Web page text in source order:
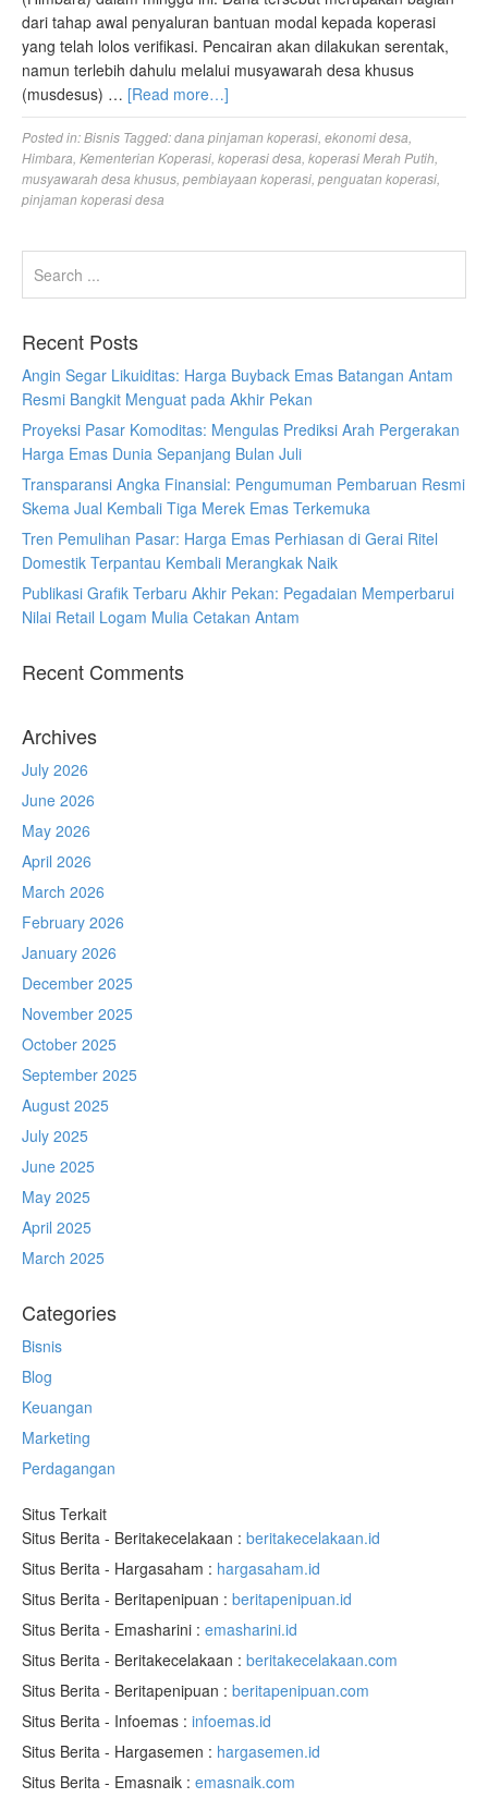
dari tahap awal penyaluran bantuan modal kepada koperasi
yang telah lolos verifikasi. Pencairan akan dilakukan serentak,
namun terlebih dahulu melalui musyawarah desa khusus
(musdesus) … [Read more…]
Posted in:Bisnis Tagged:dana pinjaman koperasi ekonomi desa
Himbara Kementerian Koperasi koperasi desa koperasi Merah Putih
musyawarah desa khusus pembiayaan koperasi penguatan koperasi
pinjaman koperasi desa
Recent Posts
Angin Segar Likuiditas: Harga Buyback Emas Batangan Antam
Resmi Bangkit Menguat pada Akhir Pekan
Proyeksi Pasar Komoditas: Mengulas Prediksi Arah Pergerakan
Harga Emas Dunia Sepanjang Bulan Juli
Transparansi Angka Finansial: Pengumuman Pembaruan Resmi
Skema Jual Kembali Tiga Merek Emas Terkemuka
Tren Pemulihan Pasar: Harga Emas Perhiasan di Gerai Ritel
Domestik Terpantau Kembali Merangkak Naik
Publikasi Grafik Terbaru Akhir Pekan: Pegadaian Memperbarui
Nilai Retail Logam Mulia Cetakan Antam
Recent Comments
Archives
July 2026
June 2026
May 2026
April 2026
March 2026
February 2026
January 2026
December 2025
November 2025
October 2025
September 2025
August 2025
July 2025
June 2025
May 2025
April 2025
March 2025
Categories
Bisnis
Blog
Keuangan
Marketing
Perdagangan
Situs Terkait
Situs Berita - Beritakecelakaan : beritakecelakaan.id
Situs Berita - Hargasaham : hargasaham.id
Situs Berita - Beritapenipuan : beritapenipuan.id
Situs Berita - Emasharini : emasharini.id
Situs Berita - Beritakecelakaan : beritakecelakaan.com
Situs Berita - Beritapenipuan : beritapenipuan.com
Situs Berita - Infoemas : infoemas.id
Situs Berita - Hargasemen : hargasemen.id
Situs Berita - Emasnaik : emasnaik.com